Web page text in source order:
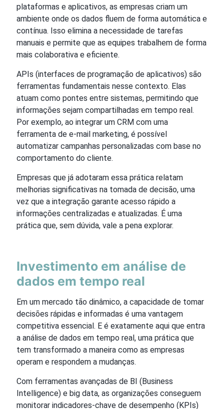
plataformas e aplicativos, as empresas criam um
ambiente onde os dados fluem de forma automática e
contínua. Isso elimina a necessidade de tarefas
manuais e permite que as equipes trabalhem de forma
mais colaborativa e eficiente.
APIs (interfaces de programação de aplicativos) são
ferramentas fundamentais nesse contexto. Elas
atuam como pontes entre sistemas, permitindo que
informações sejam compartilhadas em tempo real.
Por exemplo, ao integrar um CRM com uma
ferramenta de e-mail marketing, é possível
automatizar campanhas personalizadas com base no
comportamento do cliente.
Empresas que já adotaram essa prática relatam
melhorias significativas na tomada de decisão, uma
vez que a integração garante acesso rápido a
informações centralizadas e atualizadas. É uma
prática que, sem dúvida, vale a pena explorar.
Investimento em análise de
dados em tempo real
Em um mercado tão dinâmico, a capacidade de tomar
decisões rápidas e informadas é uma vantagem
competitiva essencial. E é exatamente aqui que entra
a análise de dados em tempo real, uma prática que
tem transformado a maneira como as empresas
operam e respondem a mudanças.
Com ferramentas avançadas de BI (Business
Intelligence) e big data, as organizações conseguem
monitorar indicadores-chave de desempenho (KPIs)